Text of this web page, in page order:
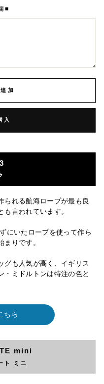
■
加
入
られる航海ロープが最も良
言われています。
にいたロープを使って作ら
りです。
グも人気が高く、イギリス
・ミドルトンは特注の色と
ちら
mini
ト ミニ